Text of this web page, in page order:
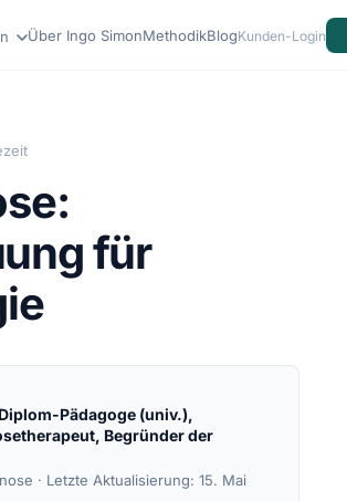
Über Ingo SimonMethodikBlogKunden-Login
für
Pädagoge (univ.),
Begründer der
· Letzte Aktualisierung: 15. Mai